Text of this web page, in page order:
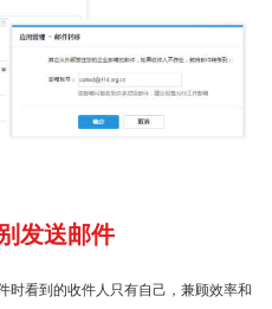
发送邮件
时看到的收件人只有自己，兼顾效率和